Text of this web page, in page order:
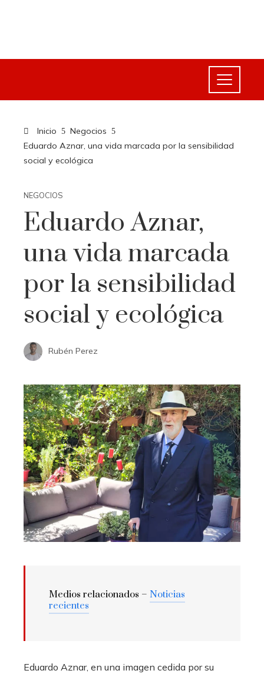
Inicio
Negocios
Eduardo Aznar, una vida marcada por la sensibilidad
social y ecológica
NEGOCIOS
Eduardo Aznar,
una vida marcada
por la sensibilidad
social y ecológica
Rubén Perez
Medios relacionados – Noticias
recientes
Eduardo Aznar, en una imagen cedida por su